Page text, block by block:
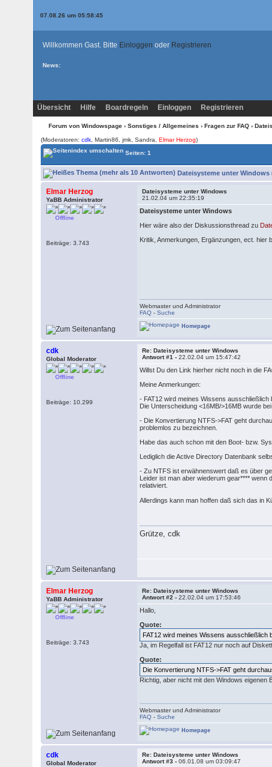
07.08.26 um 05:58:45
Willkommen Gast. Bitte Einloggen oder Registrieren
News:
Übersicht Hilfe Boardregeln Einloggen Registrieren
Forum von Windowspage › Sonstiges / Allgemeines › Fragen zur FAQ ›
(Moderatoren:cdk , Martin86, jmk, Sandra,Elmar Herzog)
Seiten: 1
Dateisysteme unter Windows
Elmar Herzog
YaBB Administrator
Offline
Beiträge: 3.743
Dateisysteme unter Windows
21.02.04 um 22:35:19
Dateisysteme unter Windows
Hier wäre also der Diskussionsthread zu
Kritik, Anmerkungen, Ergänzungen, ect. hier
Webmaster und Administrator
FAQ -Suche
Homepage
cdk
Global Moderator
Offline
Beiträge: 10.299
Re: Dateisysteme unter Windows
Antwort #1 -22.02.04 um 15:47:42
Willst Du den Link hierher nicht noch in die
Meine Anmerkungen:
- FAT12 wird meines Wissens
Die Unterscheidung <16MB/>16MB wurde
- Die Konvertierung NTFS->FAT geht
problemlos zu bezeichnen.
Habe das auch schon mit den Boot- bzw.
Lediglich die Active Directory Datenbank
- Zu NTFS ist erwähnenswert daß es über
Leider ist man aber wiederum gear****
relativiert.
Allerdings kann man hoffen daß sich das in
Grütze, cdk
Elmar Herzog
YaBB Administrator
Offline
Beiträge: 3.743
Re: Dateisysteme unter Windows
Antwort #2 -22.02.04 um 17:53:46
Hallo,
Quote:
FAT12 wird meines Wissens ausschließlich
Ja, im Regelfall ist FAT12 nur noch auf
Quote:
Die Konvertierung NTFS->FAT geht
Richtig, aber nicht mit den Windows eigenen
Webmaster und Administrator
FAQ -Suche
Homepage
cdk
Global Moderator
Re: Dateisysteme unter Windows
Antwort #3 -06.01.08 um 03:09:47